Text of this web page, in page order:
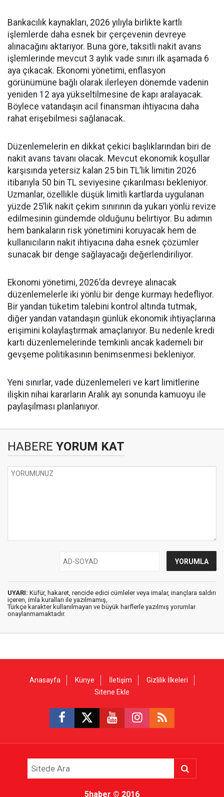
Bankacılık kaynakları, 2026 yılıyla birlikte kartlı
işlemlerde daha esnek bir çerçevenin devreye
alınacağını aktarıyor. Buna göre, taksitli nakit avans
işlemlerinde mevcut 3 aylık vade sınırı ilk aşamada 6
aya çıkacak. Ekonomi yönetimi, enflasyon
görünümüne bağlı olarak ilerleyen dönemde vadenin
yeniden 12 aya yükseltilmesine de kapı aralayacak.
Böylece vatandaşın acil finansman ihtiyacına daha
rahat erişebilmesi sağlanacak.
Düzenlemelerin en dikkat çekici başlıklarından biri de
nakit avans tavanı olacak. Mevcut ekonomik koşullar
karşısında yetersiz kalan 25 bin TL’lik limitin 2026
itibarıyla 50 bin TL seviyesine çıkarılması bekleniyor.
Uzmanlar, özellikle düşük limitli kartlarda uygulanan
yüzde 25’lik nakit çekim sınırının da yukarı yönlü revize
edilmesinin gündemde olduğunu belirtiyor. Bu adımın
hem bankaların risk yönetimini koruyacak hem de
kullanıcıların nakit ihtiyacına daha esnek çözümler
sunacak bir denge sağlayacağı değerlendiriliyor.
Ekonomi yönetimi, 2026’da devreye alınacak
düzenlemelerle iki yönlü bir denge kurmayı hedefliyor.
Bir yandan tüketim talebini kontrol altında tutmak,
diğer yandan vatandaşın günlük ekonomik ihtiyaçlarına
erişimini kolaylaştırmak amaçlanıyor. Bu nedenle kredi
kartı düzenlemelerinde temkinli ancak kademeli bir
gevşeme politikasının benimsenmesi bekleniyor.
Yeni sınırlar, vade düzenlemeleri ve kart limitlerine
ilişkin nihai kararların Aralık ayı sonunda kamuoyu ile
paylaşılması planlanıyor.
HABERE YORUM KAT
UYARI: Küfür, hakaret, rencide edici cümleler veya imalar, inançlara saldırı
içeren, imla kuralları ile yazılmamış,
Türkçe karakter kullanılmayan ve büyük harflerle yazılmış yorumlar
onaylanmamaktadır.
Anasayfa Künye İletişim
Gizlilik İlkeleri
Sitene Ekle
5haber © 2016